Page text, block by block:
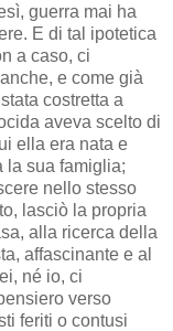
guerra mai ha
E di tal ipotetica
a caso, ci
e come già
costretta a
aveva scelto di
ella era nata e
la sua famiglia;
nello stesso
lasciò la propria
alla ricerca della
affascinante e al
né io, ci
verso
feriti o contusi